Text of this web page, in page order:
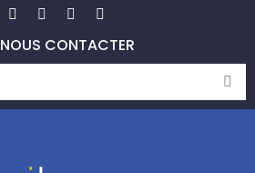
NOUS CONTACTER